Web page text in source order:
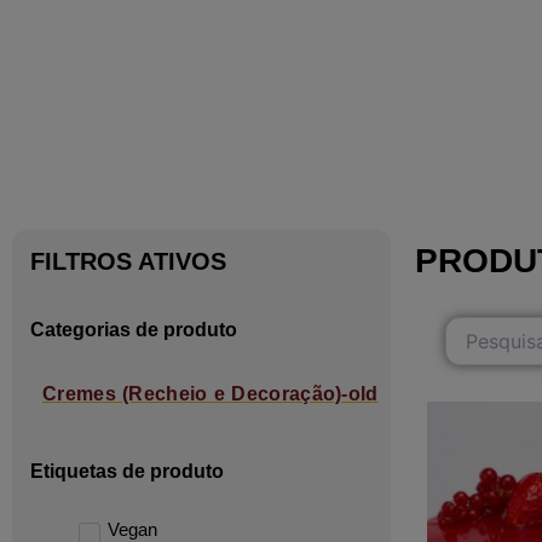
FILTROS ATIVOS
Categorias de produto
Cremes (Recheio e Decoração)-old
Etiquetas de produto
Vegan